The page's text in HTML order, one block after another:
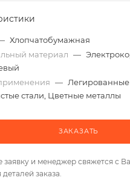
Хлопчатобумажная
материал —
— Легированные
стали, Цветные металлы
ЗАКАЗАТЬ
заявку и менеджер свяжется с
заказа.